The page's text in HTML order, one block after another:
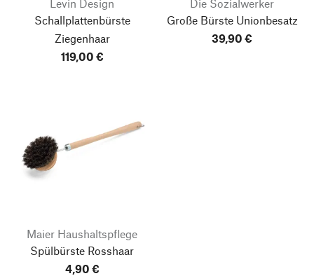
Levin Design
Schallplattenbürste
Ziegenhaar
119,00 €
Die Sozialwerker
Große Bürste Unionbesatz
39,90 €
Maier Haushaltspflege
Spülbürste Rosshaar
4,90 €